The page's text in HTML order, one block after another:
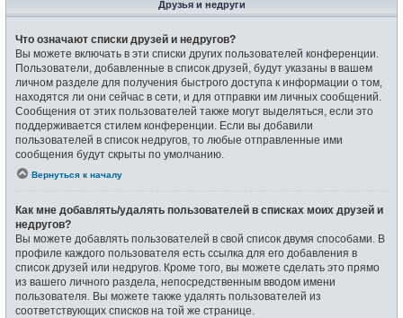
Друзья и недруги
Что означают списки друзей и недругов?
Вы можете включать в эти списки других пользователей конференции.
Пользователи, добавленные в список друзей, будут указаны в вашем
личном разделе для получения быстрого доступа к информации о том,
находятся ли они сейчас в сети, и для отправки им личных сообщений.
Сообщения от этих пользователей также могут выделяться, если это
поддерживается стилем конференции. Если вы добавили
пользователей в список недругов, то любые отправленные ими
сообщения будут скрыты по умолчанию.
Вернуться к началу
Как мне добавлять/удалять пользователей в списках моих друзей и
недругов?
Вы можете добавлять пользователей в свой список двумя способами. В
профиле каждого пользователя есть ссылка для его добавления в
список друзей или недругов. Кроме того, вы можете сделать это прямо
из вашего личного раздела, непосредственным вводом имени
пользователя. Вы можете также удалять пользователей из
соответствующих списков на той же странице.